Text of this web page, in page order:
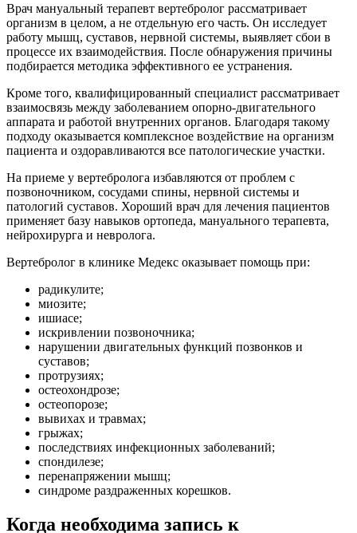
Врач мануальный терапевт вертебролог рассматривает
организм в целом, а не отдельную его часть. Он исследует
работу мышц, суставов, нервной системы, выявляет сбои в
процессе их взаимодействия. После обнаружения причины
подбирается методика эффективного ее устранения.
Кроме того, квалифицированный специалист рассматривает
взаимосвязь между заболеванием опорно-двигательного
аппарата и работой внутренних органов. Благодаря такому
подходу оказывается комплексное воздействие на организм
пациента и оздоравливаются все патологические участки.
На приеме у вертебролога избавляются от проблем с
позвоночником, сосудами спины, нервной системы и
патологий суставов. Хороший врач для лечения пациентов
применяет базу навыков ортопеда, мануального терапевта,
нейрохирурга и невролога.
Вертебролог в клинике Медекс оказывает помощь при:
радикулите;
миозите;
ишиасе;
искривлении позвоночника;
нарушении двигательных функций позвонков и
суставов;
протрузиях;
остеохондрозе;
остеопорозе;
вывихах и травмах;
грыжах;
последствиях инфекционных заболеваний;
спондилезе;
перенапряжении мышц;
синдроме раздраженных корешков.
Когда необходима запись к